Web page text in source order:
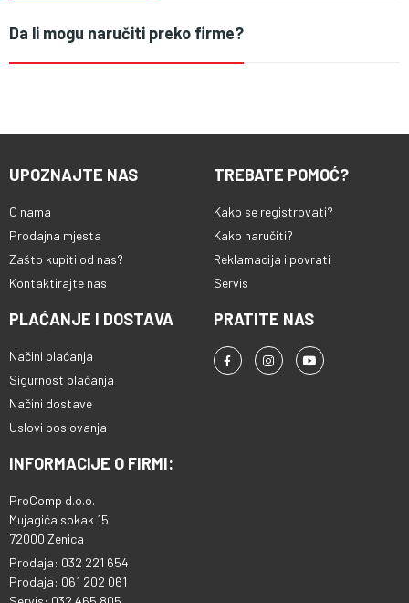
Da li mogu naručiti preko firme?
UPOZNAJTE NAS
O nama
Prodajna mjesta
Zašto kupiti od nas?
Kontaktirajte nas
TREBATE POMOĆ?
Kako se registrovati?
Kako naručiti?
Reklamacija i povrati
Servis
PLAĆANJE I DOSTAVA
Načini plaćanja
Sigurnost plaćanja
Načini dostave
Uslovi poslovanja
PRATITE NAS
INFORMACIJE O FIRMI:
ProComp d.o.o.
Mujagića sokak 15
72000 Zenica
Prodaja: 032 221 654
Prodaja: 061 202 061